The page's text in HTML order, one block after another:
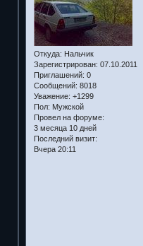
Откуда: Нальчик
Зарегистрирован: 07.10.2011
Приглашений: 0
Сообщений: 8018
Уважение: +1299
Пол: Мужской
Провел на форуме:
3 месяца 10 дней
Последний визит:
Вчера 20:11